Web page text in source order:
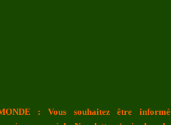
: Vous souhaitez être informé